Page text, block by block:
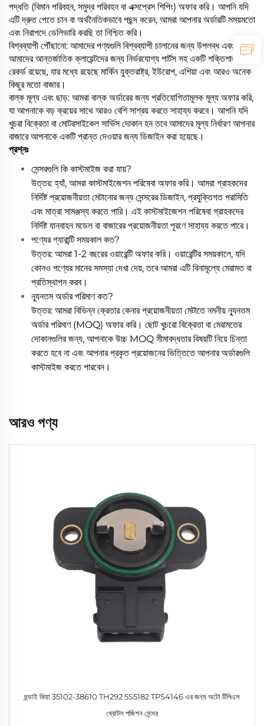
পদ্ধতি (বিমান পরিবহন, সমুদ্র পরিবহন বা এক্সপ্রেস শিপিং) অফার করি। আপনি যদি
এটি দ্রুত পেতে চান বা অর্থনৈতিকভাবে পছন্দ করেন, আমরা আপনার অর্ডারটি সময়মতো
এবং নিরাপদে ডেলিভারি করছি তা নিশ্চিত করি।
বিশ্বব্যাপী পৌঁছানো: আমাদের পণ্যগুলি বিশ্বব্যাপী চালানের জন্য উপলব্ধ এবং
আমাদের আন্তর্জাতিক ক্লায়েন্টদের জন্য নির্ভরযোগ্য পার্টস সহ একটি শক্তিশালী
রেকর্ড রয়েছে, যার মধ্যে রয়েছে মার্কিন যুক্তরাষ্ট্র, ইউরোপ, এশিয়া এবং আরও অনেক
কিছুর মতো বাজার।
বাল্ক মূল্য এবং ছাড়: আমরা বাল্ক অর্ডারের জন্য প্রতিযোগিতামূলক মূল্য অফার করি,
যা আপনাকে বড় ক্রয়ের সাথে আরও বেশি সাশ্রয় করতে সাহায্য করবে। আপনি যদি
খুচরা বিক্রেতা বা মোটরসাইকেল সার্ভিস দোকান হন তবে আমাদের মূল্য নির্ধারণ আপনার
বাজারে আপনাকে একটি প্রান্ত দেওয়ার জন্য ডিজাইন করা হয়েছে।
প্রশ্নঃ
সেন্সরগুলি কি কাস্টমাইজ করা যায়?
উত্তর: হ্যাঁ, আমরা কাস্টমাইজেশন পরিষেবা অফার করি। আমরা গ্রাহকদের
নির্দিষ্ট প্রয়োজনীয়তা মেটানোর জন্য সেন্সরের ডিজাইন, প্রযুক্তিগত পরামিতি
এবং মাত্রা সামঞ্জস্য করতে পারি। এই কাস্টমাইজেশন পরিষেবা গ্রাহকদের
নির্দিষ্ট যানবাহন মডেল বা বাজারের প্রয়োজনীয়তা পূরণে সাহায্য করতে পারে।
পণ্যের গ্যারান্টি সময়কাল কত?
উত্তর: আমরা 1-2 বছরের ওয়ারেন্টি অফার করি। ওয়ারেন্টির সময়কালে, যদি
কোনও পণ্যের মানের সমস্যা দেখা দেয়, তবে আমরা এটি বিনামূল্যে মেরামত বা
প্রতিস্থাপন করব।
ন্যূনতম অর্ডার পরিমাণ কত?
উত্তর: আমরা বিভিন্ন ক্রেতার কেনার প্রয়োজনীয়তা মেটাতে নমনীয় ন্যূনতম
অর্ডার পরিমাণ (MOQ) অফার করি। ছোট খুচরো বিক্রেতা বা মেরামতের
দোকানগুলির জন্য, আপনাকে উচ্চ MOQ সীমাবদ্ধতার বিষয়টি নিয়ে চিন্তা
করতে হবে না এবং আপনার প্রকৃত প্রয়োজনের ভিত্তিতে আপনার অর্ডারগুলি
কাস্টমাইজ করতে পারবেন।
আরও পণ্য
হুন্ডাই কিয়া 35102-38610 TH292 5S5182 TPS4146 এর জন্য অটো টিপিএস
থ্রোটল পজিশন সেন্সর